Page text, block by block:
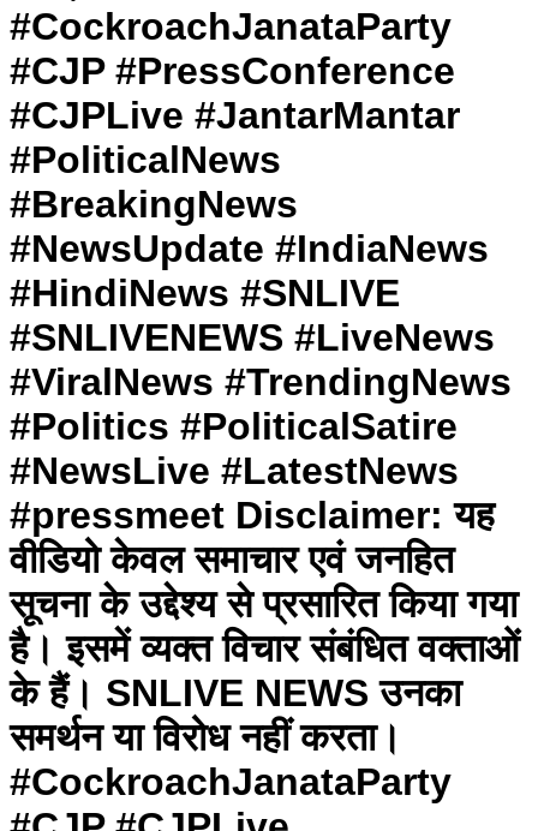
#CockroachJanataParty
#CJP #PressConference
#CJPLive #JantarMantar
#PoliticalNews
#BreakingNews
#NewsUpdate #IndiaNews
#HindiNews #SNLIVE
#SNLIVENEWS #LiveNews
#ViralNews #TrendingNews
#Politics #PoliticalSatire
#NewsLive #LatestNews
#pressmeet Disclaimer: यह
वीडियो केवल समाचार एवं जनहित
सूचना के उद्देश्य से प्रसारित किया गया
है। इसमें व्यक्त विचार संबंधित वक्ताओं
के हैं। SNLIVE NEWS उनका
समर्थन या विरोध नहीं करता।
#CockroachJanataParty